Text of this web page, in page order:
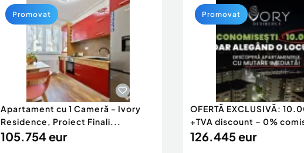
Apartament cu 1 Cameră - Ivory
Residence, Proiect Finali...
105.754 eur
Promovat
OFERTĂ EXCLUSIVĂ:
+TVA discount – 0%
126.445 eur
Promovat